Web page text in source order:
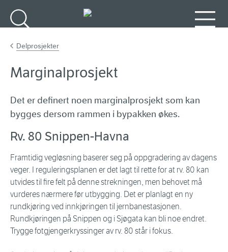
Delprosjekter
Marginalprosjekt
Det er definert noen marginalprosjekt som kan
bygges dersom rammen i bypakken økes.
Rv. 80 Snippen-Havna
Framtidig vegløsning baserer seg på oppgradering av dagens
veger. I reguleringsplanen er det lagt til rette for at rv. 80 kan
utvides til fire felt på denne strekningen, men behovet må
vurderes nærmere før utbygging. Det er planlagt en ny
rundkjøring ved innkjøringen til jernbanestasjonen.
Rundkjøringen på Snippen og i Sjøgata kan bli noe endret.
Trygge fotgjengerkryssinger av rv. 80 står i fokus.